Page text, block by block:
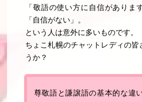
「敬語の使い方に自信がありま
「自信がない」。
という人は意外に多いものです。
ちょこ札幌のチャットレディの皆
うか？
尊敬語と謙譲語の基本的な違